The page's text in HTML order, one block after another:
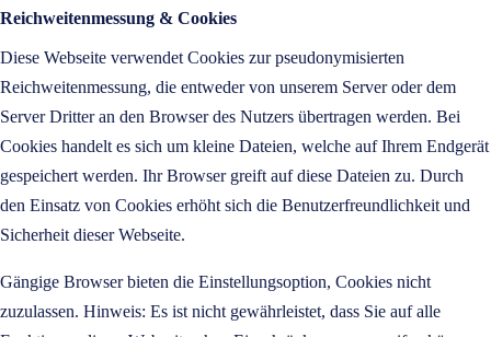
Reichweitenmessung & Cookies
Diese Webseite verwendet Cookies zur pseudonymisierten
Reichweitenmessung, die entweder von unserem Server oder dem
Server Dritter an den Browser des Nutzers übertragen werden. Bei
Cookies handelt es sich um kleine Dateien, welche auf Ihrem Endgerät
gespeichert werden. Ihr Browser greift auf diese Dateien zu. Durch
den Einsatz von Cookies erhöht sich die Benutzerfreundlichkeit und
Sicherheit dieser Webseite.
Gängige Browser bieten die Einstellungsoption, Cookies nicht
zuzulassen. Hinweis: Es ist nicht gewährleistet, dass Sie auf alle